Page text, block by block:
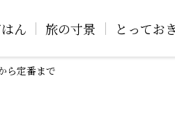
ん 旅の寸景 とってお
ら定番まで